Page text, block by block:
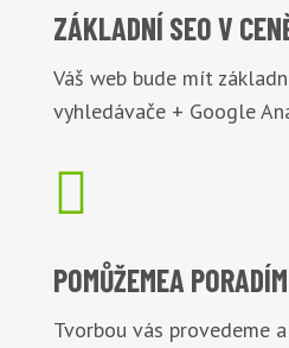
ZÁKLADNÍ SEO V
Váš web bude mít
vyhledávače + Google

POMŮŽEMEA
Tvorbou vás provedeme